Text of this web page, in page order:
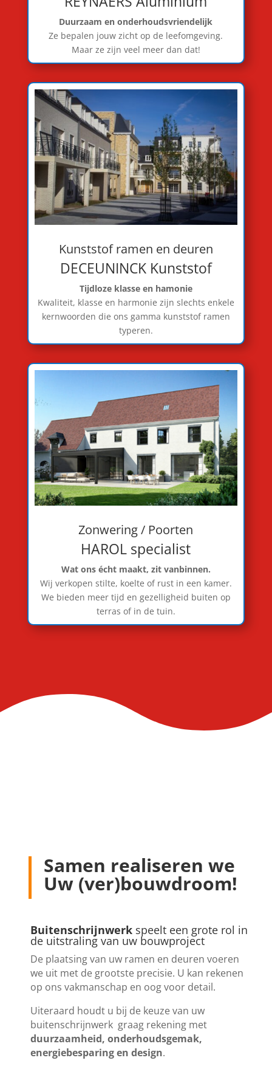
Duurzaam en onderhoudsvriendelijk
Ze bepalen jouw zicht op de leefomgeving.
Maar ze zijn veel meer dan dat!
Kunststof ramen en deuren
DECEUNINCK Kunststof
Tijdloze klasse en hamonie
Kwaliteit, klasse en harmonie zijn slechts enkele
kernwoorden die ons gamma kunststof ramen
typeren.
Zonwering / Poorten
HAROL specialist
Wat ons écht maakt, zit vanbinnen.
Wij verkopen stilte, koelte of rust in een kamer.
We bieden meer tijd en gezelligheid buiten op
terras of in de tuin.
Samen realiseren we
Uw (ver)bouwdroom!
Buitenschrijnwerk speelt een grote rol in
de uitstraling van uw bouwproject
De plaatsing van uw ramen en deuren voeren
we uit met de grootste precisie. U kan rekenen
op ons vakmanschap en oog voor detail.
Uiteraard houdt u bij de keuze van uw
buitenschrijnwerk graag rekening met
duurzaamheid, onderhoudsgemak,
energiebesparing en design.